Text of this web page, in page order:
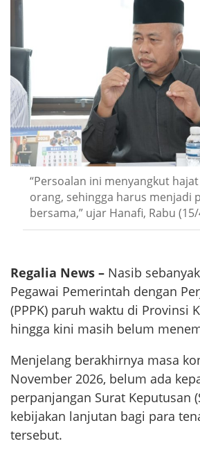
“Persoalan ini menyangkut
orang, sehingga harus menjadi
bersama,” ujar Hanafi, Rabu
Regalia News – Nasib
Pegawai Pemerintah dengan
(PPPK) paruh waktu di Provinsi
hingga kini masih belum
Menjelang berakhirnya masa
November 2026, belum ada
perpanjangan Surat Keputusan
kebijakan lanjutan bagi para
tersebut.